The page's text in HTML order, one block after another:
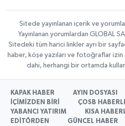
Sitede yayınlanan içerik ve
Yayınlanan yorumlardan GLOBAL
Sitedeki tüm harici linkler ayrı bir
haber, köşe yazıları ve fotoğraflar izin
dahi, herhangi bir ortamda
KAPAK HABER
AYIN DOSYASI
İÇİMİZDEN BİRİ
ÇOSB
YABANCI YATIRIM
KISA
EDİTÖRDEN
GÜNCEL HABER